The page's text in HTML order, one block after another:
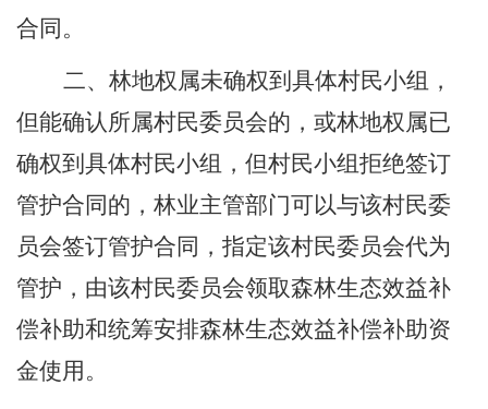
合同。
二、 林地权属未确权到具体村民小组，
但能确认所属村民委员会的 ，或林地权属已
确权到具体村民小组，但村民小组拒绝签订
管护合同的， 林业主管部门可以与该村民委
员会签订管护合同，指定该村民委员会代为
管护，由该村民委员会领取森林生态效益补
偿补助和统筹安排森林生态效益补偿补助资
金使用。